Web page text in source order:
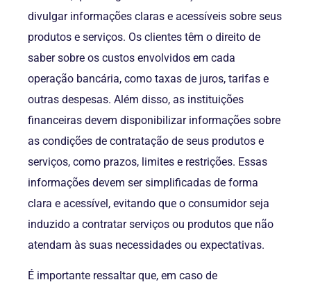
divulgar informações claras e acessíveis sobre seus
produtos e serviços. Os clientes têm o direito de
saber sobre os custos envolvidos em cada
operação bancária, como taxas de juros, tarifas e
outras despesas. Além disso, as instituições
financeiras devem disponibilizar informações sobre
as condições de contratação de seus produtos e
serviços, como prazos, limites e restrições. Essas
informações devem ser simplificadas de forma
clara e acessível, evitando que o consumidor seja
induzido a contratar serviços ou produtos que não
atendam às suas necessidades ou expectativas.
É importante ressaltar que, em caso de